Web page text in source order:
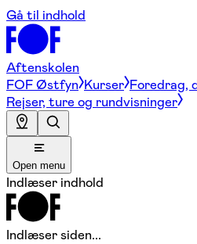
Gå til indhold
Aftenskolen
FOF Østfyn Kurser Foredrag,
Rejser, ture og rundvisninger
Open menu
Indlæser indhold
Indlæser siden...